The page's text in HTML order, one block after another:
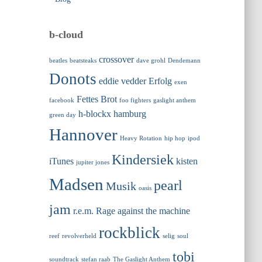
b-cloud
beatles beatsteaks crossover dave grohl Dendemann
Donots eddie vedder Erfolg exen
facebook Fettes Brot foo fighters gaslight anthem
green day h-blockx hamburg
Hannover Heavy Rotation hip hop ipod
iTunes jupiter jones Kindersiek kisten
Madsen Musik oasis pearl
jam r.e.m. Rage against the machine
reef revolverheld rockblick selig soul
soundtrack stefan raab The Gaslight Anthem tobi